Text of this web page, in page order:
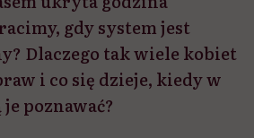
gdy system jest
Dlaczego tak wiele kobiet
i co się dzieje, kiedy w
poznawać?